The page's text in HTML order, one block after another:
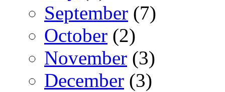
September (7)
October (2)
November (3)
December (3)